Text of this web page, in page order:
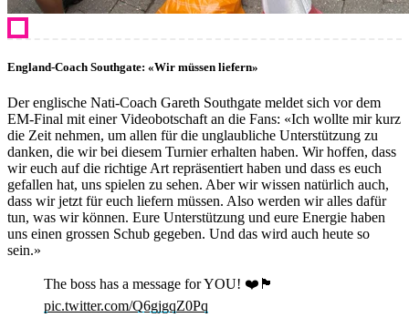
England-Coach Southgate: «Wir müssen liefern»
Der englische Nati-Coach Gareth Southgate meldet sich vor dem
EM-Final mit einer Videobotschaft an die Fans: «Ich wollte mir kurz
die Zeit nehmen, um allen für die unglaubliche Unterstützung zu
danken, die wir bei diesem Turnier erhalten haben. Wir hoffen, dass
wir euch auf die richtige Art repräsentiert haben und dass es euch
gefallen hat, uns spielen zu sehen. Aber wir wissen natürlich auch,
dass wir jetzt für euch liefern müssen. Also werden wir alles dafür
tun, was wir können. Eure Unterstützung und eure Energie haben
uns einen grossen Schub gegeben. Und das wird auch heute so
sein.»
The boss has a message for YOU! ❤️🏴󠁧󠁢󠁥󠁮󠁧󠁿
pic.twitter.com/Q6gjgqZ0Pq